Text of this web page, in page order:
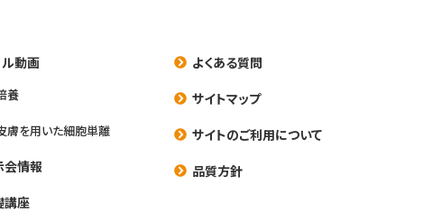
動画
養
膚を用いた細胞単離
会情報
講座
よくある質問
サイトマップ
サイトのご利用について
品質方針